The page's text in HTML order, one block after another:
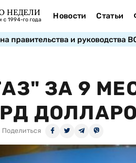
НЕДЕЛИ
с 1994-го года Новости Статьи
правительства и руководства
ЗА 9
Поделиться